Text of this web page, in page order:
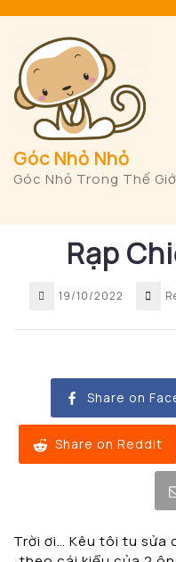
content
Góc Nhỏ Nhỏ
Góc Nhỏ Trong Thế
Rạp
19/10/2022
Share on
Share on Reddit
Trời ơi… Kêu tôi tu sửa